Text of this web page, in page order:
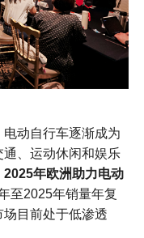
动自行车逐渐成为
、运动休闲和娱乐
2025年欧洲助力电动
至2025年销量年复
目前处于低渗透